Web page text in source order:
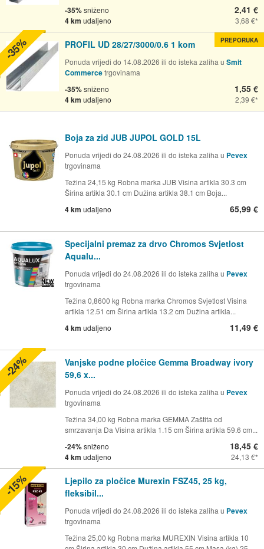
-35%sniženo
4 km udaljeno
2,41 €
3,68 €
PROFIL UD 28/27/3000/0.6 1 kom
Ponuda vrijedi do 14.08.2026 ili do isteka zaliha u Smit
Commercetrgovinama
-35%sniženo
4 km udaljeno
1,55 €
2,39 €
PREPORUKA
-35%
Boja za zid JUB JUPOL GOLD 15L
Ponuda vrijedi do 24.08.2026 ili do isteka zaliha u Pevex
trgovinama
Težina 24,15 kg Robna marka JUB Visina artikla 30.3 cm
Širina artikla 30.1 cm Dužina artikla 38.1 cm Boja...
4 km udaljeno 65,99 €
Specijalni premaz za drvo Chromos Svjetlost
Aqualu...
Ponuda vrijedi do 24.08.2026 ili do isteka zaliha u Pevex
trgovinama
Težina 0,8600 kg Robna marka Chromos Svjetlost Visina
artikla 12.51 cm Širina artikla 13.2 cm Dužina artikla...
4 km udaljeno 11,49 €
Vanjske podne pločice Gemma Broadway ivory
59,6 x...
Ponuda vrijedi do 24.08.2026 ili do isteka zaliha u Pevex
trgovinama
Težina 34,00 kg Robna marka GEMMA Zaštita od
smrzavanja Da Visina artikla 1.15 cm Širina artikla 59.6 cm...
-24%sniženo
4 km udaljeno
18,45 €
24,13 €
-24%
Ljepilo za pločice Murexin FSZ45, 25 kg,
fleksibil...
Ponuda vrijedi do 24.08.2026 ili do isteka zaliha u Pevex
trgovinama
Težina 25,00 kg Robna marka MUREXIN Visina artikla 10
-15%